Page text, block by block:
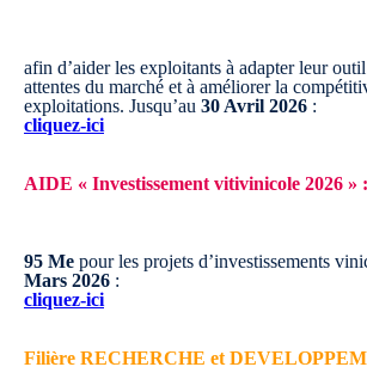
afin d’aider les exploitants à adapter leur
attentes du marché et à améliorer la
exploitations. Jusqu’au 30 Avril 2026 :
cliquez-ici
AIDE « Investissement vitivinicole 2026 » :
95 Me pour les projets d’investissements
Mars 2026 :
cliquez-ici
Filière RECHERCHE et